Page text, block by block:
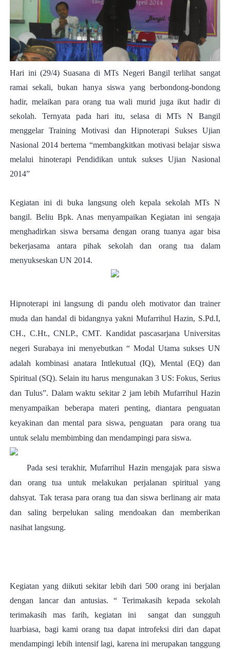
Hari ini (29/4) Suasana di MTs Negeri Bangil terlihat sangat
ramai sekali, bukan hanya siswa yang berbondong-bondong
hadir, melaikan para orang tua wali murid juga ikut hadir di
sekolah. Ternyata pada hari itu, selasa di MTs N Bangil
menggelar Training Motivasi dan Hipnoterapi Sukses Ujian
Nasional 2014 bertema “membangkitkan motivasi belajar siswa
melalui hinoterapi Pendidikan untuk sukses Ujian Nasional
2014”
Kegiatan ini di buka langsung oleh kepala sekolah MTs N
bangil. Beliu Bpk. Anas menyampaikan Kegiatan ini sengaja
menghadirkan siswa bersama dengan orang tuanya agar bisa
bekerjasama antara pihak sekolah dan orang tua dalam
menyukseskan UN 2014.
Hipnoterapi ini langsung di pandu oleh motivator dan trainer
muda dan handal di bidangnya yakni Mufarrihul Hazin, S.Pd.I,
CH., C.Ht., CNLP., CMT. Kandidat pascasarjana Universitas
negeri Surabaya ini menyebutkan “ Modal Utama sukses UN
adalah kombinasi anatara Intlekutual (IQ), Mental (EQ) dan
Spiritual (SQ). Selain itu harus mengunakan 3 US: Fokus, Serius
dan Tulus”. Dalam waktu sekitar 2 jam lebih Mufarrihul Hazin
menyampaikan beberapa materi penting, diantara penguatan
keyakinan dan mental para siswa, penguatan para orang tua
untuk selalu membimbing dan mendampingi para siswa.
Pada sesi terakhir, Mufarrihul Hazin mengajak para siswa
dan orang tua untuk melakukan perjalanan spiritual yang
dahsyat. Tak terasa para orang tua dan siswa berlinang air mata
dan saling berpelukan saling mendoakan dan memberikan
nasihat langsung.
Kegiatan yang diikuti sekitar lebih dari 500 orang ini berjalan
dengan lancar dan antusias. “ Terimakasih kepada sekolah
terimakasih mas farih, kegiatan ini sangat dan sungguh
luarbiasa, bagi kami orang tua dapat introfeksi diri dan dapat
mendampingi lebih intensif lagi, karena ini merupakan tanggung